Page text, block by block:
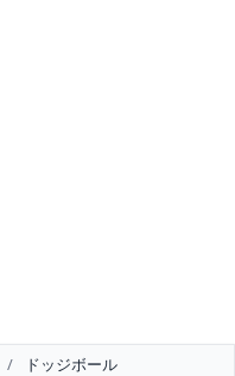
/ ドッジボール